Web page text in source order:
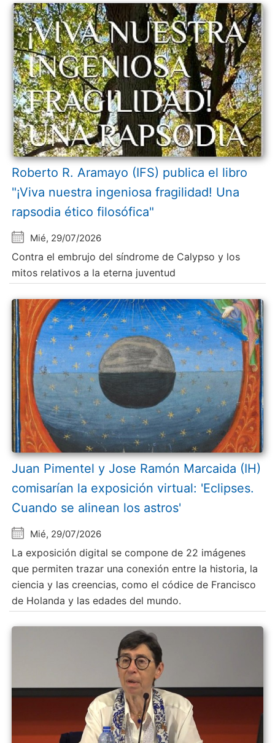
Roberto R. Aramayo (IFS) publica el libro
"¡Viva nuestra ingeniosa fragilidad! Una
rapsodia ético filosófica"
Mié, 29/07/2026
Contra el embrujo del síndrome de Calypso y los
mitos relativos a la eterna juventud
Juan Pimentel y Jose Ramón Marcaida (IH)
comisarían la exposición virtual: 'Eclipses.
Cuando se alinean los astros'
Mié, 29/07/2026
La exposición digital se compone de 22 imágenes
que permiten trazar una conexión entre la historia, la
ciencia y las creencias, como el códice de Francisco
de Holanda y las edades del mundo.